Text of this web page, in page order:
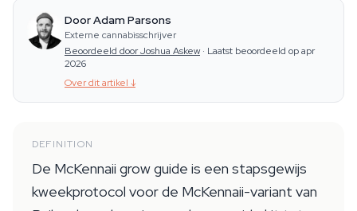
Door Adam Parsons
Externe cannabisschrijver
Beoordeeld door Joshua Askew · Laatst beoordeeld op apr
2026
Over dit artikel ↓
DEFINITION
De McKennaii grow guide is een stapsgewijs
kweekprotocol voor de McKennaii-variant van